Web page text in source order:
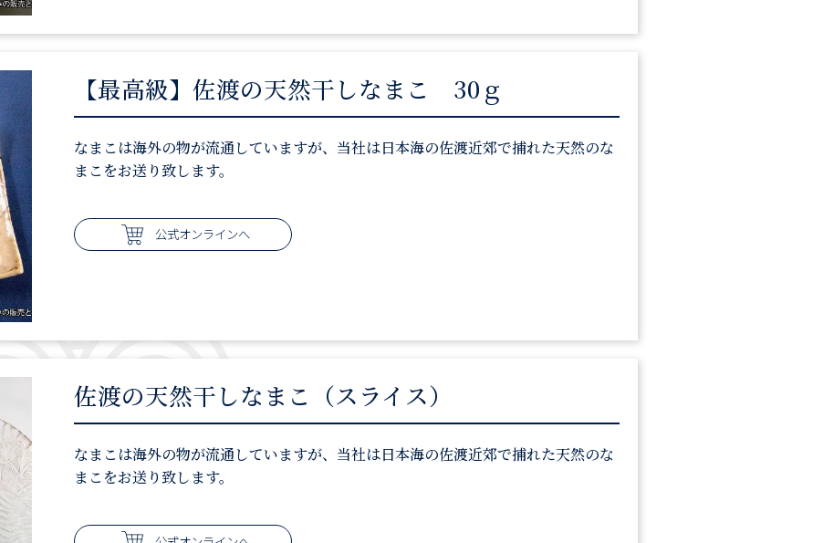
【最高級】佐渡の天然干しなまこ 30ｇ
なまこは海外の物が流通していますが、当社は日本海の佐渡近郊で捕れた天然のな
まこをお送り致します。
公式オンラインへ
佐渡の天然干しなまこ（スライス）
なまこは海外の物が流通していますが、当社は日本海の佐渡近郊で捕れた天然のな
まこをお送り致します。